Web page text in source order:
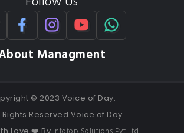
Managment
© 2023 Voice of Day.
Rights Reserved Voice of Day
Infotop Solutions Pvt Ltd